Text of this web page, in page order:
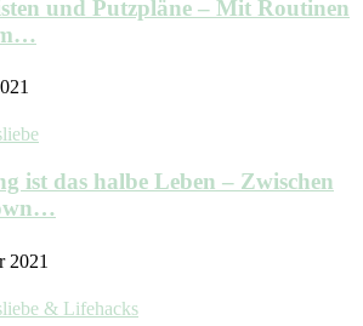
und Putzpläne – Mit Routinen
ist das halbe Leben – Zwischen
2021
& Lifehacks